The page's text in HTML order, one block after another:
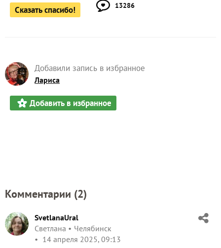
Сказать спасибо! 13286
Добавили запись в избранное
Лариса
Добавить в избранное
Комментарии (2)
SvetlanaUral
Светлана
Челябинск
14 апреля 2025, 09:13